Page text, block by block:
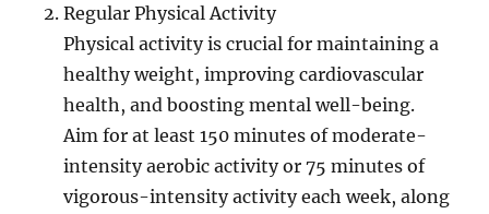
Regular Physical Activity
Physical activity is crucial for maintaining a
healthy weight, improving cardiovascular
health, and boosting mental well-being.
Aim for at least 150 minutes of moderate-
intensity aerobic activity or 75 minutes of
vigorous-intensity activity each week, along